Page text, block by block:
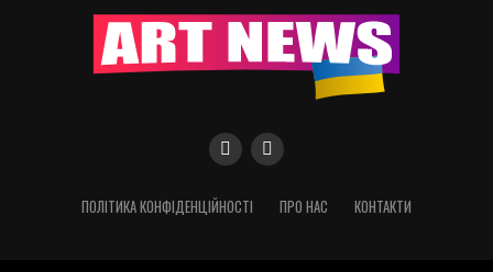
ПОЛІТИКА КОНФІДЕНЦІЙНОСТІ ПРО НАС КОНТАКТИ